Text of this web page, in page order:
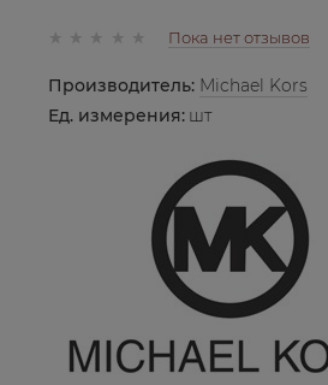
Пока нет отзывов
Производитель: Michael Kors
Ед. измерения: шт